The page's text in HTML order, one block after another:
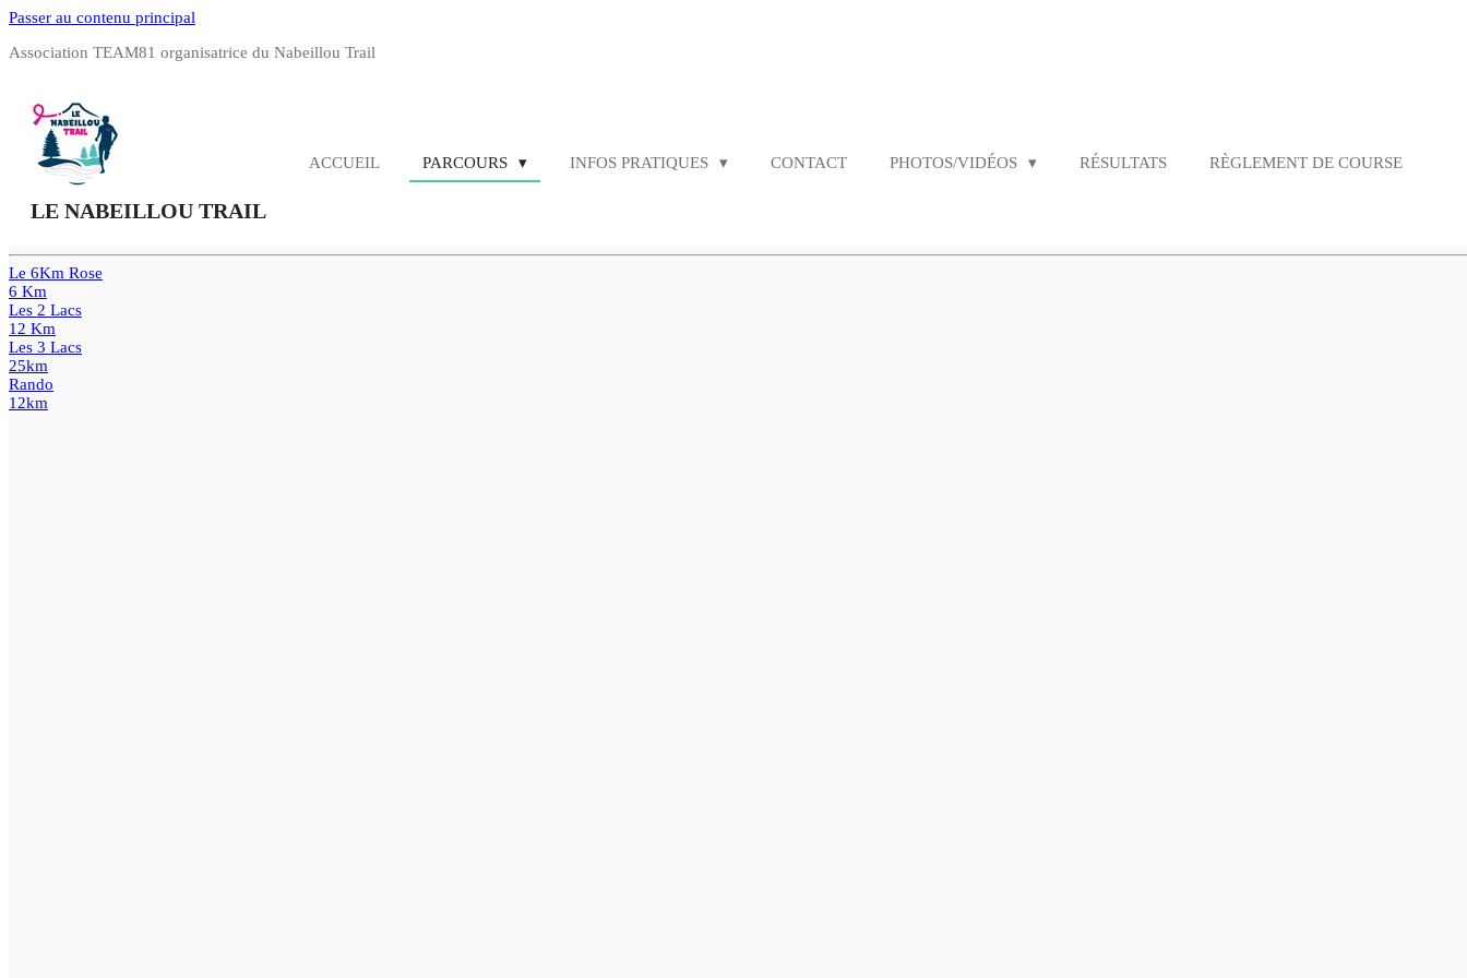
Passer au contenu principal
Association TEAM81 organisatrice du Nabeillou Trail
LE NABEILLOU TRAIL
ACCUEIL PARCOURS INFOS PRATIQUES CONTACT PHOTOS/VIDÉOS RÉSULTATS RÈGLEMENT DE COURSE
Le 6Km Rose
6 Km
Les 2 Lacs
12 Km
Les 3 Lacs
25km
Rando
12km